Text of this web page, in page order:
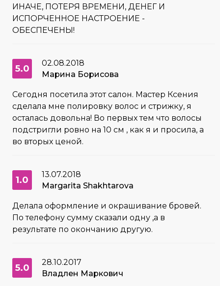
ИНАЧЕ, ПОТЕРЯ ВРЕМЕНИ, ДЕНЕГ И
ИСПОРЧЕННОЕ НАСТРОЕНИЕ -
ОБЕСПЕЧЕНЫ!
5.0
02.08.2018
Марина Борисова
Сегодня посетила этот салон. Мастер Ксения
сделала мне полировку волос и стрижку, я
осталась довольна! Во первых тем что волосы
подстригли ровно на 10 см , как я и просила, а
во вторых ценой.
1.0
13.07.2018
Margarita Shakhtarova
Делала оформление и окрашивание бровей.
По телефону сумму сказали одну ,а в
результате по окончанию другую.
5.0
28.10.2017
Владлен Маркович